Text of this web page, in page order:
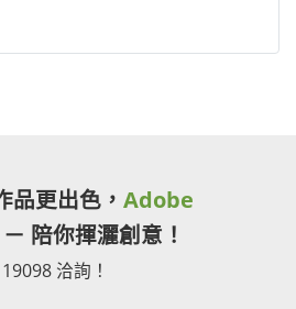
品更出色， Adobe
－ 陪你揮灑創意！
洽詢！